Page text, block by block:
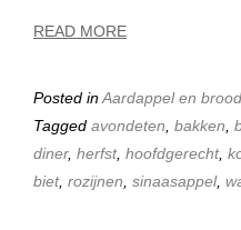
READ MORE
Posted inAardappel en brood
Tagged avondeten bakken
diner, herfst, hoofdgerecht,
biet, rozijnen sinaasappel,